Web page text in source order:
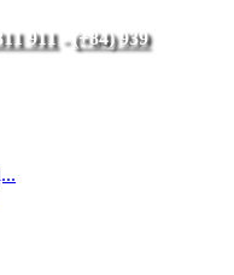
911- (+84) 939